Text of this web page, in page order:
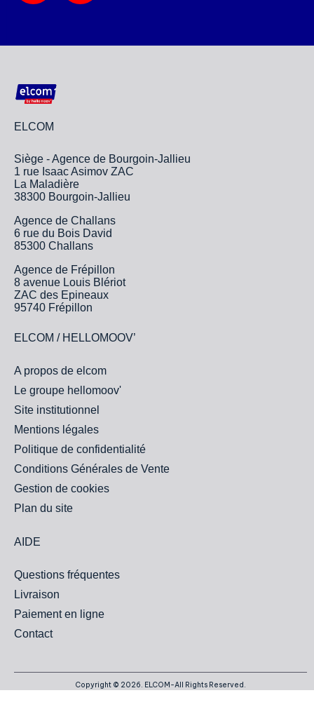
ELCOM
Siège - Agence de Bourgoin-Jallieu
1 rue Isaac Asimov ZAC
La Maladière
38300 Bourgoin-Jallieu
Agence de Challans
6 rue du Bois David
85300 Challans
Agence de Frépillon
8 avenue Louis Blériot
ZAC des Epineaux
95740 Frépillon
ELCOM / HELLOMOOV’
A propos de elcom
Le groupe hellomoov'
Site institutionnel
Mentions légales
Politique de confidentialité
Conditions Générales de Vente
Gestion de cookies
Plan du site
AIDE
Questions fréquentes
Livraison
Paiement en ligne
Contact
Copyright © 2026. ELCOM-All Rights Reserved.